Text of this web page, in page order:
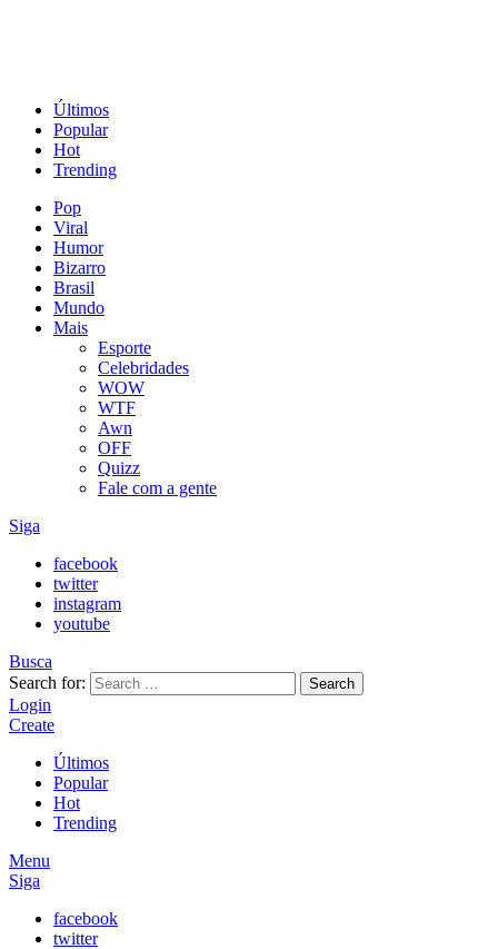
Últimos
Popular
Hot
Trending
Pop
Viral
Humor
Bizarro
Brasil
Mundo
Mais
Esporte
Celebridades
WOW
WTF
Awn
OFF
Quizz
Fale com a gente
Siga
facebook
twitter
instagram
youtube
Busca
Search for:
Search
Login
Create
Últimos
Popular
Hot
Trending
Menu
Siga
facebook
twitter